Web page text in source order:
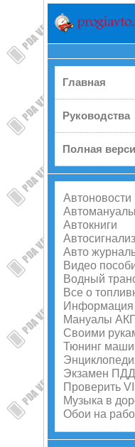
Главная
Руководства
Полная
Автоновости
Автомануалы
Автокниги
Авто
Видео
Водный
Все о
Мануалы
Своими
Тюнинг
Экзамен ПДД
Проверить
Музыка в
Обои на